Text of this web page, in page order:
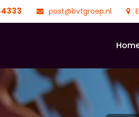
post@bvtgroep.nl